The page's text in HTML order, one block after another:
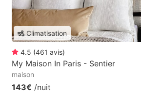
Climatisation
4.5 (461 avis)
My Maison In Paris - Sentier
maison
143€ /nuit